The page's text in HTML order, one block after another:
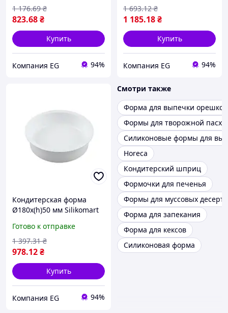
823.68₴
1 176.69 ₴
Купить
Компания EG 94%
1 185.18₴
1 693.12 ₴
Купить
Компания EG 94%
Кондитерская форма
Ø180х(h)50 мм Silikomart
Готово к отправке
978.12₴
1 397.31 ₴
Купить
Компания EG 94%
Смотри также
Форма для выпечки орешков
Формы для творожной пасхи
Силиконовые формы для
Horeca
Кондитерский шприц
Формочки для печенья
Формы для муссовых
Форма для запекания
Форма для кексов
Силиконовая форма